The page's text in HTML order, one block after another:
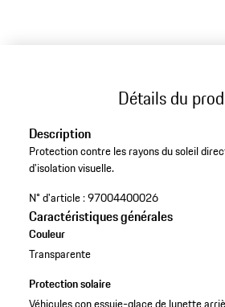
Détails du
Description
Protection contre les rayons du soleil
d'isolation visuelle.
N° d'article :97004400026
Caractéristiques générales
Couleur
Transparente
Protection solaire